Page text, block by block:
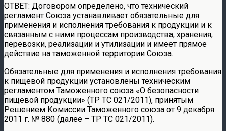
ОТВЕТ: Договором определено, что технический
регламент Союза устанавливает обязательные для
применения и исполнения требования к продукции и к
связанным с ними процессам производства, хранения,
перевозки, реализации и утилизации и имеет прямое
действие на таможенной территории Союза.
Обязательные для применения и исполнения требования
к пищевой продукции установлены техническим
регламентом Таможенного союза «О безопасности
пищевой продукции» (TP ТС 021/2011), принятым
Решением Комиссии Таможенного союза от 9 декабря
2011 г. № 880 (далее – TP ТС 021/2011).